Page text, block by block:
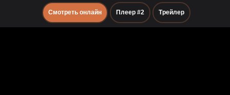
Смотреть онлайн Плеер #2 Трейлер